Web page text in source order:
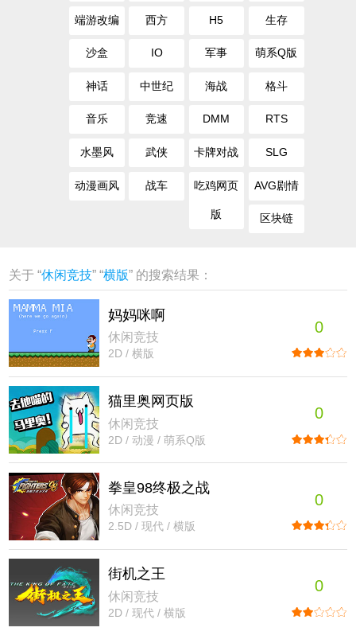
端游改编 西方 H5 生存
沙盒 IO 军事 萌系Q版
神话 中世纪 海战 格斗
音乐 竞速 DMM RTS
水墨风 武侠 卡牌对战 SLG
动漫画风 战车 吃鸡网页
版
AVG剧情
区块链
关于 “休闲竞技” “横版” 的搜索结果：
妈妈咪啊
休闲竞技
2D / 横版
0
猫里奥网页版
休闲竞技
2D / 动漫 / 萌系Q版
0
拳皇98终极之战
休闲竞技
2.5D / 现代 / 横版
0
街机之王
休闲竞技
2D / 现代 / 横版
0